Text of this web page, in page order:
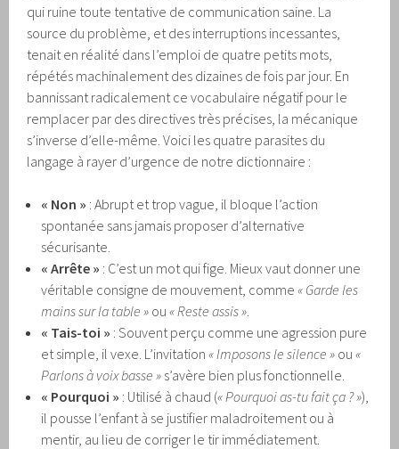
qui ruine toute tentative de communication saine. La
source du problème, et des interruptions incessantes,
tenait en réalité dans l’emploi de quatre petits mots,
répétés machinalement des dizaines de fois par jour. En
bannissant radicalement ce vocabulaire négatif pour le
remplacer par des directives très précises, la mécanique
s’inverse d’elle-même. Voici les quatre parasites du
langage à rayer d’urgence de notre dictionnaire :
« Non » : Abrupt et trop vague, il bloque l’action
spontanée sans jamais proposer d’alternative
sécurisante.
« Arrête » : C’est un mot qui fige. Mieux vaut donner une
véritable consigne de mouvement, comme« Garde les
mains sur la table » ou« Reste assis »
« Tais-toi » : Souvent perçu comme une agression pure
et simple, il vexe. L’invitation« Imposons le silence » ou«
Parlons à voix basse » s’avère bien plus fonctionnelle.
« Pourquoi » : Utilisé à chaud (« Pourquoi as-tu fait ça ? »),
il pousse l’enfant à se justifier maladroitement ou à
mentir, au lieu de corriger le tir immédiatement.